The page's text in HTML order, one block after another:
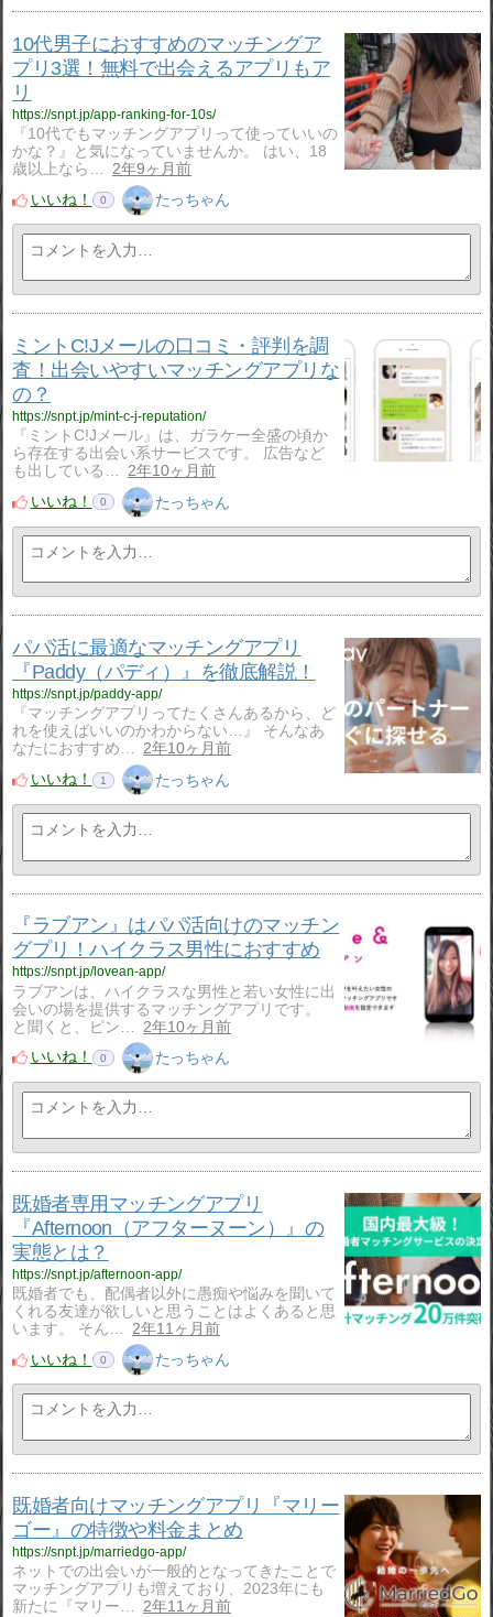
10代男子におすすめのマッチングア
プリ3選！無料で出会えるアプリもア
リ
https://snpt.jp/app-ranking-for-10s/
『10代でもマッチングアプリって使っていいの
かな？』と気になっていませんか。 はい、18
歳以上なら…
2年9ヶ月前
いいね！
0 たっちゃん
ミントC!Jメールの口コミ・評判を調
査！出会いやすいマッチングアプリな
の？
https://snpt.jp/mint-c-j-reputation/
『ミントC!Jメール』は、ガラケー全盛の頃か
ら存在する出会い系サービスです。 広告など
も出している…
2年10ヶ月前
いいね！
0 たっちゃん
パパ活に最適なマッチングアプリ
『Paddy（パディ）』を徹底解説！
https://snpt.jp/paddy-app/
『マッチングアプリってたくさんあるから、ど
れを使えばいいのかわからない…』 そんなあ
なたにおすすめ…
2年10ヶ月前
いいね！
1 たっちゃん
『ラブアン』はパパ活向けのマッチン
グプリ！ハイクラス男性におすすめ
https://snpt.jp/lovean-app/
ラブアンは、ハイクラスな男性と若い女性に出
会いの場を提供するマッチングアプリです。
と聞くと、ピン…
2年10ヶ月前
いいね！
0 たっちゃん
既婚者専用マッチングアプリ
『Afternoon（アフターヌーン）』の
実態とは？
https://snpt.jp/afternoon-app/
既婚者でも、配偶者以外に愚痴や悩みを聞いて
くれる友達が欲しいと思うことはよくあると思
います。 そん…
2年11ヶ月前
いいね！
0 たっちゃん
既婚者向けマッチングアプリ『マリー
ゴー』の特徴や料金まとめ
https://snpt.jp/marriedgo-app/
ネットでの出会いが一般的となってきたことで
マッチングアプリも増えており、2023年にも
新たに『マリー…
2年11ヶ月前